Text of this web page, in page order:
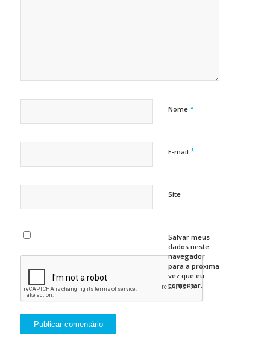
Nome *
E-mail *
Site
Salvar meus
dados neste
navegador
para a próxima
vez que eu
comentar.